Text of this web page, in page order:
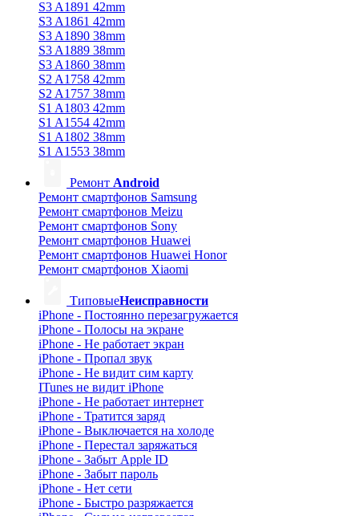
S3 A1891 42mm
S3 A1861 42mm
S3 A1890 38mm
S3 A1889 38mm
S3 A1860 38mm
S2 A1758 42mm
S2 A1757 38mm
S1 A1803 42mm
S1 A1554 42mm
S1 A1802 38mm
S1 A1553 38mm
Ремонт Android
Ремонт смартфонов Samsung
Ремонт смартфонов Meizu
Ремонт смартфонов Sony
Ремонт смартфонов Huawei
Ремонт смартфонов Huawei Honor
Ремонт смартфонов Xiaomi
ТиповыеНеисправности
iPhone - Постоянно перезагружается
iPhone - Полосы на экране
iPhone - Не работает экран
iPhone - Пропал звук
iPhone - Не видит сим карту
ITunes не видит iPhone
iPhone - Не работает интернет
iPhone - Тратится заряд
iPhone - Выключается на холоде
iPhone - Перестал заряжаться
iPhone - Забыт Apple ID
iPhone - Забыт пароль
iPhone - Нет сети
iPhone - Быстро разряжается